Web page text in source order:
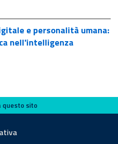
e personalità umana:
nell'intelligenza
questo sito